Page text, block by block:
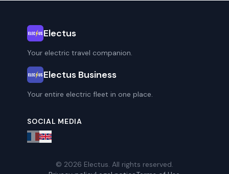
Electus
Your electric travel companion.
Electus Business
Your entire electric fleet in one place.
SOCIAL MEDIA
© 2026 Electus. All rights reserved.